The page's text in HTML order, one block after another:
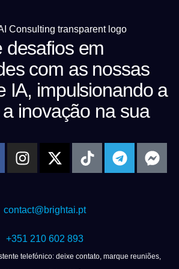
desafios em
com as nossas
IA, impulsionando a
inovação na sua
contact@brightai.pt
+351 210 602 893
telefónico: deixe contato, marque reuniões,